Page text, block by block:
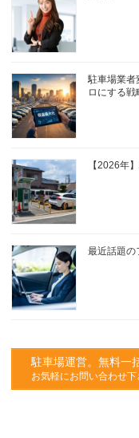
駐車場業者
ロにする
【2026年
最近話題の
駐車場運営。無料一
お気軽にお問い合わせ下